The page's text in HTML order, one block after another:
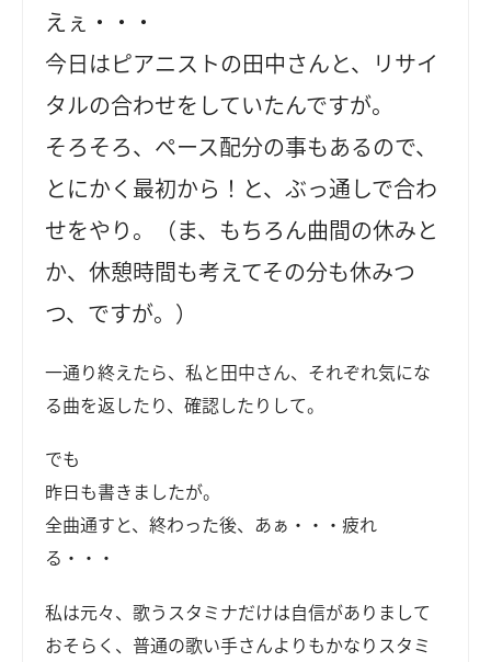
えぇ・・・
今日はピアニストの田中さんと、リサイ
タルの合わせをしていたんですが。
そろそろ、ペース配分の事もあるので、
とにかく最初から！と、ぶっ通しで合わ
せをやり。（ま、もちろん曲間の休みと
か、休憩時間も考えてその分も休みつ
つ、ですが。）
一通り終えたら、私と田中さん、それぞれ気にな
る曲を返したり、確認したりして。
でも
昨日も書きましたが。
全曲通すと、終わった後、あぁ・・・疲れ
る・・・
私は元々、歌うスタミナだけは自信がありまして
おそらく、普通の歌い手さんよりもかなりスタミ